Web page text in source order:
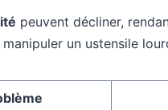
peuvent décliner,
un ustensile